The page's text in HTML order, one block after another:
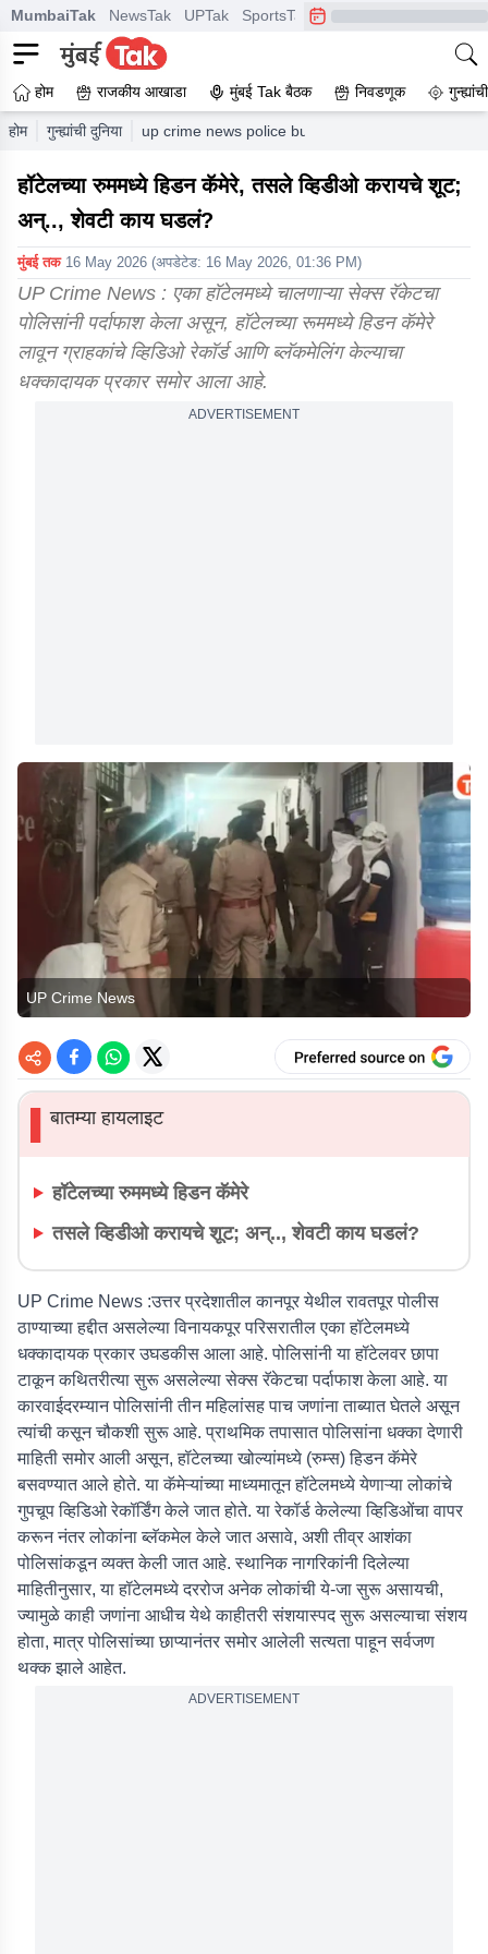
MumbaiTak NewsTak UPTak SportsTak CrimeTak
होम राजकीय आखाडा मुंबई Tak बैठक निवडणूक
होम गुन्ह्यांची दुनिया up crime news police bust sex racket at kanpur
हॉटेलच्या रुममध्ये हिडन कॅमेरे, तसले व्हिडीओ करायचे शूट;
अन्.., शेवटी काय घडलं?
मुंबई तक 16 May 2026 (अपडेटेड: 16 May 2026, 01:36 PM)
UP Crime News : एका हॉटेलमध्ये चालणाऱ्या सेक्स रॅकेटचा
पोलिसांनी पर्दाफाश केला असून, हॉटेलच्या रूममध्ये हिडन कॅमेरे
लावून ग्राहकांचे व्हिडिओ रेकॉर्ड आणि ब्लॅकमेलिंग केल्याचा
धक्कादायक प्रकार समोर आला आहे.
ADVERTISEMENT
UP Crime News
▌बातम्या हायलाइट
हॉटेलच्या रुममध्ये हिडन कॅमेरे
तसले व्हिडीओ करायचे शूट; अन्.., शेवटी काय घडलं?
UP Crime News :उत्तर प्रदेशातील कानपूर येथील रावतपूर पोलीस
ठाण्याच्या हद्दीत असलेल्या विनायकपूर परिसरातील एका हॉटेलमध्ये
धक्कादायक प्रकार उघडकीस आला आहे. पोलिसांनी या हॉटेलवर छापा
टाकून कथितरीत्या सुरू असलेल्या सेक्स रॅकेटचा पर्दाफाश केला आहे. या
कारवाईदरम्यान पोलिसांनी तीन महिलांसह पाच जणांना ताब्यात घेतले असून
त्यांची कसून चौकशी सुरू आहे. प्राथमिक तपासात पोलिसांना धक्का देणारी
माहिती समोर आली असून, हॉटेलच्या खोल्यांमध्ये (रुम्स) हिडन कॅमेरे
बसवण्यात आले होते. या कॅमेऱ्यांच्या माध्यमातून हॉटेलमध्ये येणाऱ्या लोकांचे
गुपचूप व्हिडिओ रेकॉर्डिंग केले जात होते. या रेकॉर्ड केलेल्या व्हिडिओंचा वापर
करून नंतर लोकांना ब्लॅकमेल केले जात असावे, अशी तीव्र आशंका
पोलिसांकडून व्यक्त केली जात आहे. स्थानिक नागरिकांनी दिलेल्या
माहितीनुसार, या हॉटेलमध्ये दररोज अनेक लोकांची ये-जा सुरू असायची,
ज्यामुळे काही जणांना आधीच येथे काहीतरी संशयास्पद सुरू असल्याचा संशय
होता, मात्र पोलिसांच्या छाप्यानंतर समोर आलेली सत्यता पाहून सर्वजण
थक्क झाले आहेत.
ADVERTISEMENT